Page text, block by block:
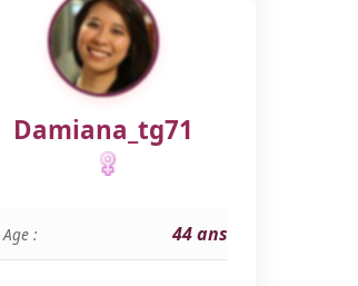
Damiana_tg71
Age : 44 ans